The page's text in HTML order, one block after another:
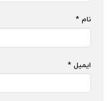
نام *
ایمیل *